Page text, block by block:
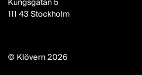
Kungsgatan 5
111 43 Stockholm
© Klövern 2026